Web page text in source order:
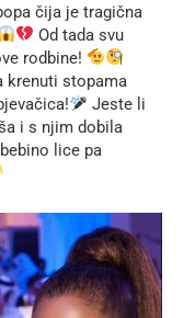
čija je tragična
Od tada svu
rodbine!
krenuti stopama
Jeste li
i s njim dobila
lice pa